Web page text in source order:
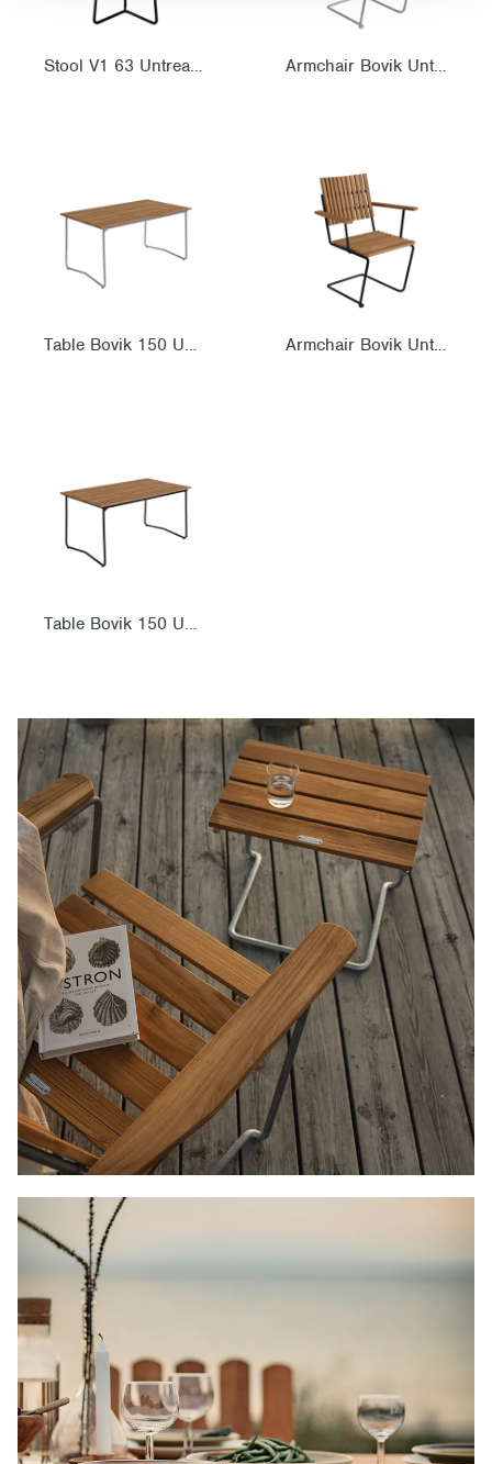
Stool V1 63 Untreated teak with black steel base Armchair Bovik Untreated teak with hot galvanized steel base
Table Bovik 150 Untreated teak with hot galvanized steel base Armchair Bovik Untreated teak with black steel base
Table Bovik 150 Untreated teak with black steel base